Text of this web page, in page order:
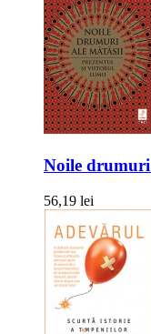
Noile drumuri
56,19 lei